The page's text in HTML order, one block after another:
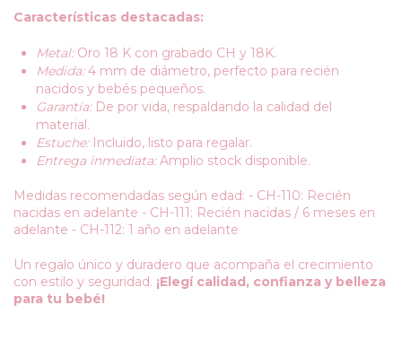
Características destacadas:
Metal:Oro 18 K con grabado CH y 18K.
Medida:4 mm de diámetro, perfecto para recién
nacidos y bebés pequeños.
Garantía:De por vida, respaldando la calidad del
material.
Estuche:Incluido, listo para regalar.
Entrega inmediata:Amplio stock disponible.
Medidas recomendadas según edad: - CH-110: Recién
nacidas en adelante - CH-111: Recién nacidas / 6 meses en
adelante - CH-112: 1 año en adelante
Un regalo único y duradero que acompaña el crecimiento
con estilo y seguridad. ¡Elegí calidad, confianza y belleza
para tu bebé!